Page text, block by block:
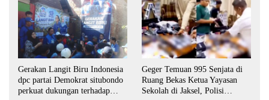
Gerakan Langit Biru Indonesia
dpc partai Demokrat situbondo
perkuat dukungan terhadap
Geger Temuan 995 Senjata di
Ruang Bekas Ketua Yayasan
Sekolah di Jaksel, Polisi